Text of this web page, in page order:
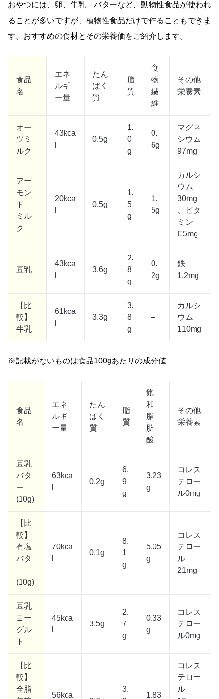
おやつには、卵、牛乳、バターなど、動物性食品が使われ
ることが多いですが、植物性食品だけで作ることもできま
す。おすすめの食材とその栄養価をご紹介します。
食品
名
エネ
ルギ
ー量
たん
ぱく
質
脂
質
食
物
繊
維
その他
栄養素
オー
ツミ
ルク
43kca
0.5g
1.
0
g
0.
6g
マグネ
シウム
97mg
アー
モン
ド
ミル
ク
20kca
0.5g
1.
5
g
1.
5g
カルシ
ウム
30mg
、ビタ
ミン
E5mg
豆乳
43kca
3.6g
2.
8
g
0.
2g
鉄
1.2mg
【比
較】
牛乳
61kca
3.3g
3.
8
g
–
カルシ
ウム
110mg
※記載がないものは食品100gあたりの成分値
食品
名
エネ
ルギ
ー量
たん
ぱく
質
脂
質
飽
和
脂
肪
酸
その他
栄養素
豆乳
バタ
ー
(10g)
63kca
0.2g
6.
9
g
3.23
g
コレス
テロー
ル0mg
【比
較】
有塩
バタ
ー
(10g)
70kca
0.1g
8.
1
g
5.05
g
コレス
テロー
ル
21mg
豆乳
ヨー
グル
ト
45kca
3.5g
2.
7
g
0.33
g
コレス
テロー
ル0mg
【比
較】
全脂
56kca
3.
1.83
コレス
テロー
ル